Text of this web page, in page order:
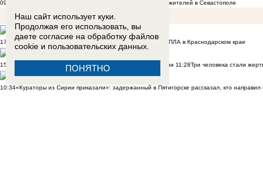
09:27 Военнослужащий расстрелял сослуживцев и мирных жителей в Севастополе
17:50 Двое малышей из Шахт погибли в результате атаки БПЛА в Краснодарском крае
15:02 Дрон ВСУ убил 6 человек в Архипо-Осиповке на Кубани 11:28Три человека стали
10:34«Кураторы из Сирии приказали»: задержанный в Пятигорске рассказал, кто направил
Наш сайт использует куки.
Продолжая его использовать, вы
даете согласие на обработку файлов
cookie и пользовательских данных.
ПОНЯТНО